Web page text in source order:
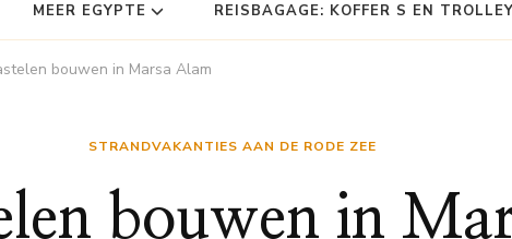
MEER EGYPTE REISBAGAGE: KOFFER S EN
bouwen in Marsa Alam
STRANDVAKANTIES AAN DE RODE ZEE
bouwen in